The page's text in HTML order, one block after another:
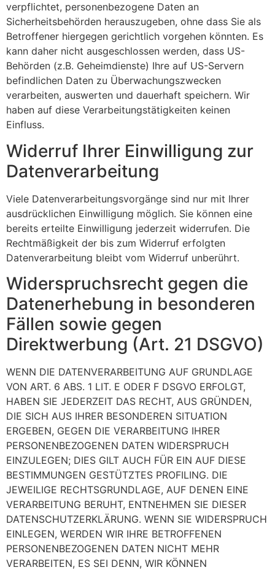
verpflichtet, personenbezogene Daten an
Sicherheitsbehörden herauszugeben, ohne dass Sie als
Betroffener hiergegen gerichtlich vorgehen könnten. Es
kann daher nicht ausgeschlossen werden, dass US-
Behörden (z.B. Geheimdienste) Ihre auf US-Servern
befindlichen Daten zu Überwachungszwecken
verarbeiten, auswerten und dauerhaft speichern. Wir
haben auf diese Verarbeitungstätigkeiten keinen
Einfluss.
Widerruf Ihrer Einwilligung zur
Datenverarbeitung
Viele Datenverarbeitungsvorgänge sind nur mit Ihrer
ausdrücklichen Einwilligung möglich. Sie können eine
bereits erteilte Einwilligung jederzeit widerrufen. Die
Rechtmäßigkeit der bis zum Widerruf erfolgten
Datenverarbeitung bleibt vom Widerruf unberührt.
Widerspruchsrecht gegen die
Datenerhebung in besonderen
Fällen sowie gegen
Direktwerbung (Art. 21 DSGVO)
WENN DIE DATENVERARBEITUNG AUF GRUNDLAGE
VON ART. 6 ABS. 1 LIT. E ODER F DSGVO ERFOLGT,
HABEN SIE JEDERZEIT DAS RECHT, AUS GRÜNDEN,
DIE SICH AUS IHRER BESONDEREN SITUATION
ERGEBEN, GEGEN DIE VERARBEITUNG IHRER
PERSONENBEZOGENEN DATEN WIDERSPRUCH
EINZULEGEN; DIES GILT AUCH FÜR EIN AUF DIESE
BESTIMMUNGEN GESTÜTZTES PROFILING. DIE
JEWEILIGE RECHTSGRUNDLAGE, AUF DENEN EINE
VERARBEITUNG BERUHT, ENTNEHMEN SIE DIESER
DATENSCHUTZERKLÄRUNG. WENN SIE WIDERSPRUCH
EINLEGEN, WERDEN WIR IHRE BETROFFENEN
PERSONENBEZOGENEN DATEN NICHT MEHR
VERARBEITEN, ES SEI DENN, WIR KÖNNEN